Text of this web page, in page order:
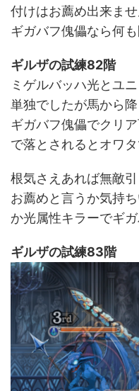
付けはお薦め出来ませ
ギガバフ傀儡なら何
ギルザの試練82階
ミゲルバッハ光とユ
単独でしたが馬から降
ギガバフ傀儡でクリ
で落とされるとオワタ
根気さえあれば無敵
お薦めと言うか気持
か光属性キラーでギガ
ギルザの試練83階